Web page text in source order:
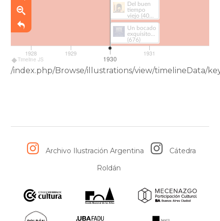
Timeline JS
Del buen
tiempo
viejo (408-
1)
Un bocado
exquisito...
(676)
1930
1928 1929 1931
/index.php/Browse/illustrations/view/timelineData/
Archivo Ilustración Argentina
Cátedra
Roldán